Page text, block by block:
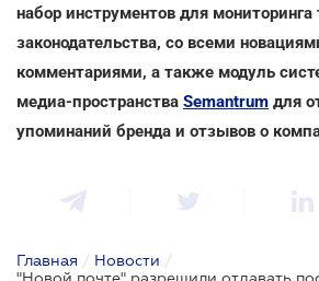
набор инструментов для мониторинга
законодательства, со всеми
комментариями, а также модуль
медиа-пространства Semantrum для
упоминаний бренда и отзывов о
Главная / Новости /